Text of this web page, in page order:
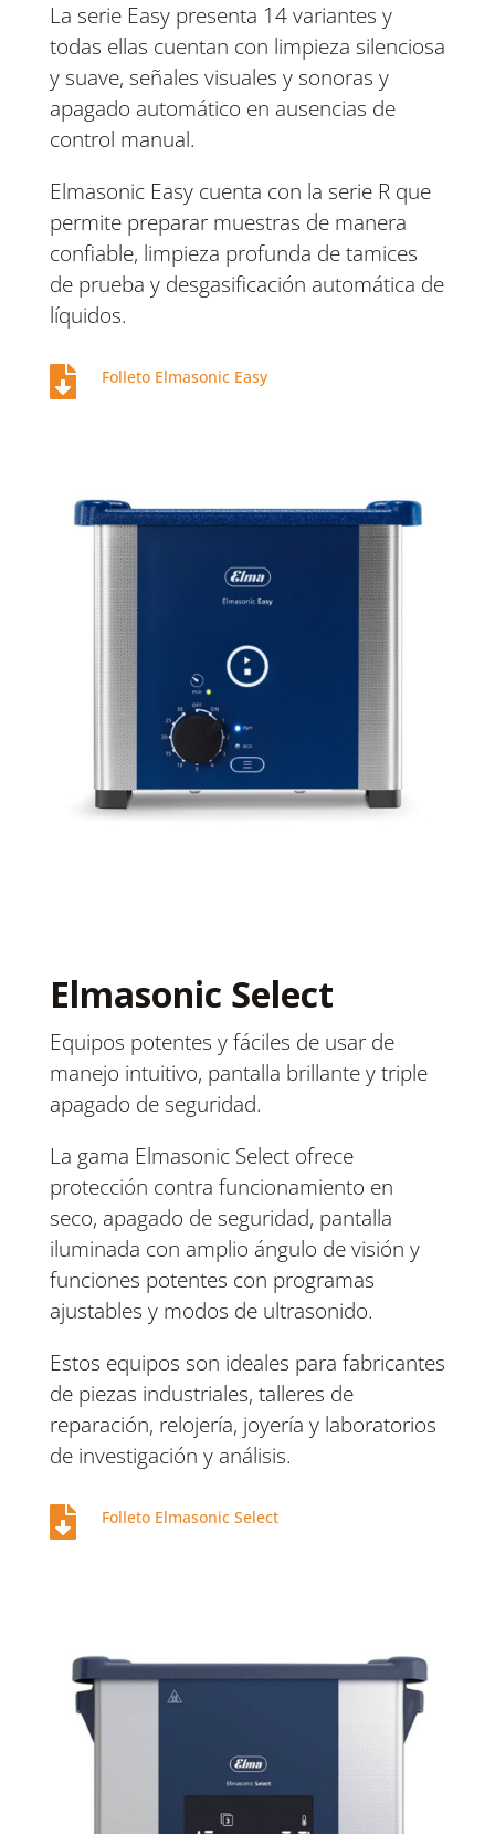
La serie Easy presenta 14 variantes y
todas ellas cuentan con limpieza silenciosa
y suave, señales visuales y sonoras y
apagado automático en ausencias de
control manual.
Elmasonic Easy cuenta con la serie R que
permite preparar muestras de manera
confiable, limpieza profunda de tamices
de prueba y desgasificación automática de
líquidos.
 Folleto Elmasonic Easy
Elmasonic Select
Equipos potentes y fáciles de usar de
manejo intuitivo, pantalla brillante y triple
apagado de seguridad.
La gama Elmasonic Select ofrece
protección contra funcionamiento en
seco, apagado de seguridad, pantalla
iluminada con amplio ángulo de visión y
funciones potentes con programas
ajustables y modos de ultrasonido.
Estos equipos son ideales para fabricantes
de piezas industriales, talleres de
reparación, relojería, joyería y laboratorios
de investigación y análisis.
 Folleto Elmasonic Select